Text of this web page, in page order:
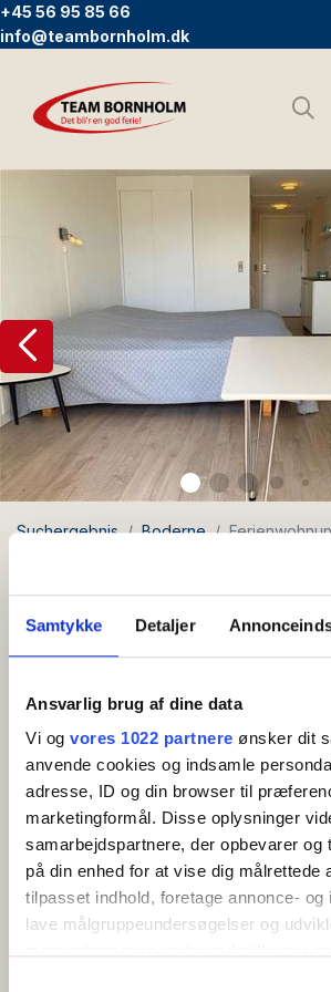
Samtykke Detaljer
Ansvarlig brug af dine data
Vi og vores 1022 partnere ønsker dit
anvende cookies og indsamle
adresse, ID og din browser til
marketingformål. Disse oplysninger
samarbejdspartnere, der opbevarer og
på din enhed for at vise dig målrettede
tilpasset indhold, foretage annonce- og
lave målgruppeundersøgelser og
+45 56 95 85 66
info@teambornholm.dk
Suchergebnis Boderne
Ferienwohnung für 2
WLAN
Ferienwohnung für 2 Personen mit
Wohnung im Erdgeschoss:
zum Badezimmer und kombiniertem
kleiner Küche mit Kaffeemaschine,
Kühlschrank. Das Wohnzimmer
Doppelbett, einen Esstisch und einen
Wohnzimmer aus hat man Zugang
Terrasse. Es gibt auch eine
Mehr anzeigen
AMENITIES